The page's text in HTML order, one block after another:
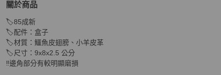
關於商品
關於Hermes奶茶色鱷魚皮翅膀小飛馬
🏷️85成新
🏷️配件：盒子
🏷️材質：鱷魚皮翅膀、小羊皮革
🏷️尺寸：9x8x2.5 公分
‼️邊角部分有較明顯磨損